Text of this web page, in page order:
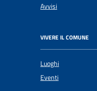
Avvisi
VIVERE IL COMUNE
Luoghi
Eventi